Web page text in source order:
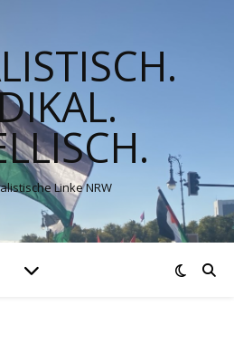
Linke NRW